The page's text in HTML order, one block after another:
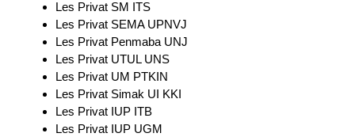
Les Privat SM ITS
Les Privat SEMA UPNVJ
Les Privat Penmaba UNJ
Les Privat UTUL UNS
Les Privat UM PTKIN
Les Privat Simak UI KKI
Les Privat IUP ITB
Les Privat IUP UGM